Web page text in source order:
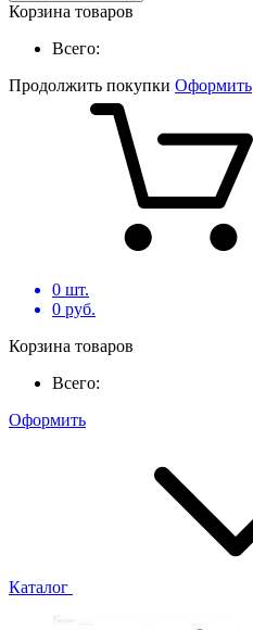
Корзина товаров
Всего:
Продолжить покупки Оформить
0 шт.
0 руб.
Корзина товаров
Всего:
Оформить
Каталог